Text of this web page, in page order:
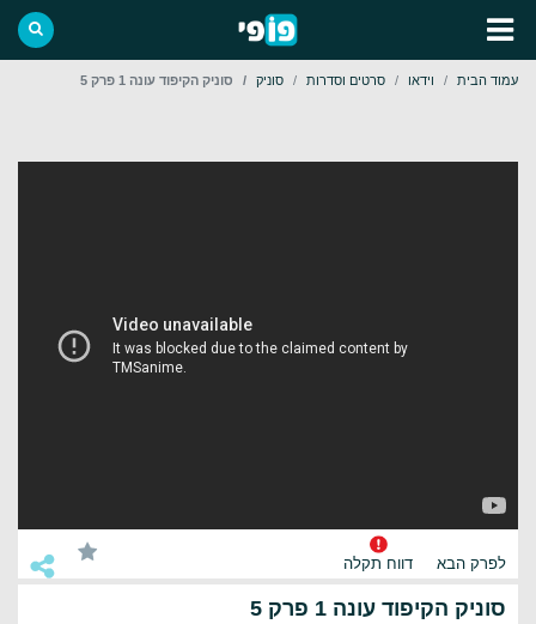
עמוד הבית וידאו סרטים וסדרות סוניק סוניק הקיפוד עונה 1 פרק 5
לפרק הבא דווח תקלה
סוניק הקיפוד עונה 1 פרק 5